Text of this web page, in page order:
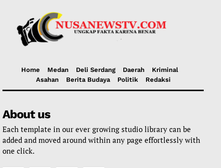
Home Medan Deli Serdang Daerah
Kriminal
Asahan
Berita Budaya Politik Redaksi
About us
Each template in our ever growing studio library can be
added and moved around within any page effortlessly with
one click.